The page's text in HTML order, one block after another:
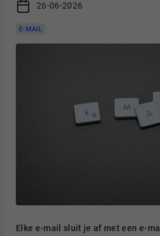
26-06-2026
E-MAIL
Elke e-mail sluit je af met een e-